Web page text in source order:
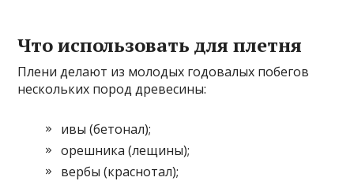
Что использовать для плетня
Плени делают из молодых годовалых побегов
нескольких пород древесины:
ивы (бетонал);
орешника (лещины);
вербы (краснотал);